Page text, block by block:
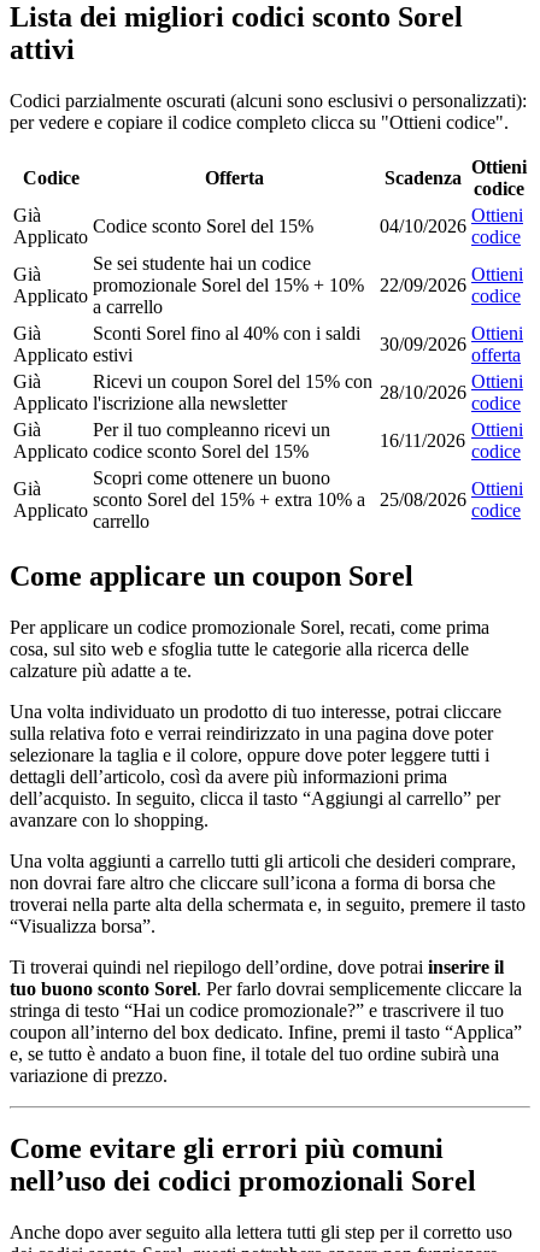
Lista dei migliori codici sconto Sorel
attivi
Codici parzialmente oscurati (alcuni sono esclusivi o personalizzati):
per vedere e copiare il codice completo clicca su "Ottieni codice".
Codice Offerta Scadenza
Ottieni
codice
Già
Applicato
Codice sconto Sorel del 15% 04/10/2026
Ottieni
codice
Già
Applicato
Se sei studente hai un codice
promozionale Sorel del 15% + 10%
a carrello
22/09/2026
Ottieni
codice
Già
Applicato
Sconti Sorel fino al 40% con i saldi
estivi
30/09/2026
Ottieni
offerta
Già
Applicato
Ricevi un coupon Sorel del 15% con
l'iscrizione alla newsletter
28/10/2026
Ottieni
codice
Già
Applicato
Per il tuo compleanno ricevi un
codice sconto Sorel del 15%
16/11/2026
Ottieni
codice
Già
Applicato
Scopri come ottenere un buono
sconto Sorel del 15% + extra 10% a
carrello
25/08/2026
Ottieni
codice
Come applicare un coupon Sorel
Per applicare un codice promozionale Sorel, recati, come prima
cosa, sul sito web e sfoglia tutte le categorie alla ricerca delle
calzature più adatte a te.
Una volta individuato un prodotto di tuo interesse, potrai cliccare
sulla relativa foto e verrai reindirizzato in una pagina dove poter
selezionare la taglia e il colore, oppure dove poter leggere tutti i
dettagli dell’articolo, così da avere più informazioni prima
dell’acquisto. In seguito, clicca il tasto “Aggiungi al carrello” per
avanzare con lo shopping.
Una volta aggiunti a carrello tutti gli articoli che desideri comprare,
non dovrai fare altro che cliccare sull’icona a forma di borsa che
troverai nella parte alta della schermata e, in seguito, premere il tasto
“Visualizza borsa”.
Ti troverai quindi nel riepilogo dell’ordine, dove potrai inserire il
tuo buono sconto Sorel. Per farlo dovrai semplicemente cliccare la
stringa di testo “Hai un codice promozionale?” e trascrivere il tuo
coupon all’interno del box dedicato. Infine, premi il tasto “Applica”
e, se tutto è andato a buon fine, il totale del tuo ordine subirà una
variazione di prezzo.
Come evitare gli errori più comuni
nell’uso dei codici promozionali Sorel
Anche dopo aver seguito alla lettera tutti gli step per il corretto uso